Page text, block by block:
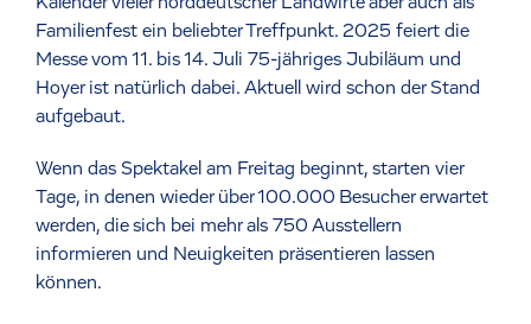
Familienfest ein beliebter Treffpunkt. 2025 feiert die
Messe vom 11. bis 14. Juli 75-jähriges Jubiläum und
Hoyer ist natürlich dabei. Aktuell wird schon der Stand
aufgebaut.
Wenn das Spektakel am Freitag beginnt, starten vier
Tage, in denen wieder über 100.000 Besucher erwartet
werden, die sich bei mehr als 750 Ausstellern
informieren und Neuigkeiten präsentieren lassen
können.